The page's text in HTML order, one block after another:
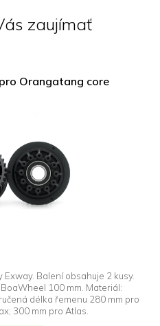
zaujímať
Orangatang core
Balení obsahuje 2 kusy.
100 mm. Materiál:
délka řemenu 280 mm pro
300 mm pro Atlas.